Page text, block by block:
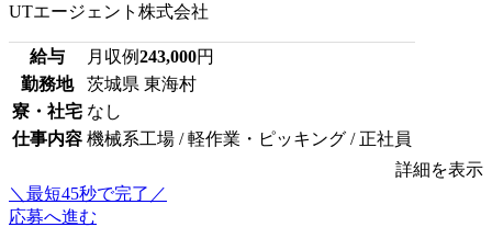
UTエージェント株式会社
給与 月収例243,000円
勤務地
茨城県 東海村
寮・社宅 なし
仕事内容 機械系工場 / 軽作業・ピッキング / 正社員
詳細を表示
＼最短45秒で完了／
応募へ進む